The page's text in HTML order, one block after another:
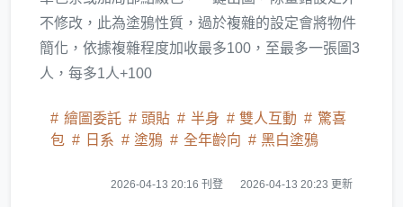
不修改，此為塗鴉性質，過於複雜的設定會將物件
簡化，依據複雜程度加收最多100，至最多一張圖3
人，每多1人+100
繪圖委託 頭貼 半身 雙人互動
驚喜
包
日系 塗鴉 全年齡向 黑白塗鴉
2026-04-13 20:16 刊登 2026-04-13 20:23 更新